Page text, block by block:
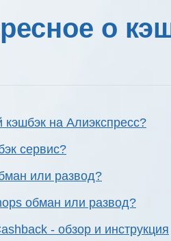
о
кэшбэк на Алиэкспресс?
сервис?
или развод?
обман или развод?
- обзор и инструкция